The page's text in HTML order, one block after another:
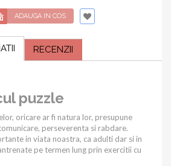
ADAUGA IN COS
RECENZII
puzzle
oricare ar fi natura lor, presupune
perseverenta si rabdare.
in viata noastra, ca adulti dar si in
pe termen lung prin exercitii cu